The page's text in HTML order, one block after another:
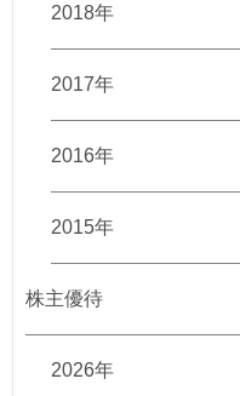
2018年
2017年
2016年
2015年
株主優待
2026年